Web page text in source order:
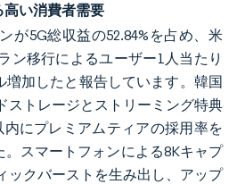
い消費者需要
が5G総収益の52.84%を占め、米
ン移行によるユーザー1人当たり
増加したと報告しています。韓国
ストレージとストリーミング特典
にプレミアムティアの採用率を
。スマートフォンによる8Kキャプ
ックバーストを生み出し、アップ